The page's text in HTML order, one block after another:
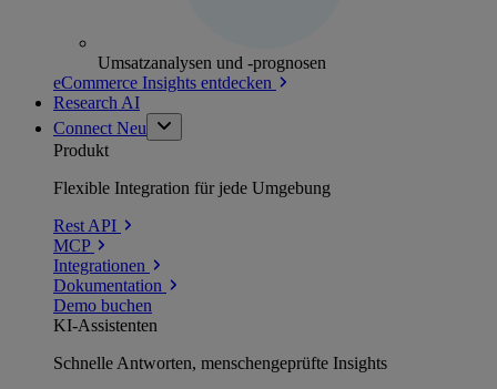
Umsatzanalysen und -prognosen
eCommerce Insights entdecken
Research AI
Connect Neu
Produkt
Flexible Integration für jede Umgebung
Rest API
MCP
Integrationen
Dokumentation
Demo buchen
KI-Assistenten
Schnelle Antworten, menschengeprüfte Insights